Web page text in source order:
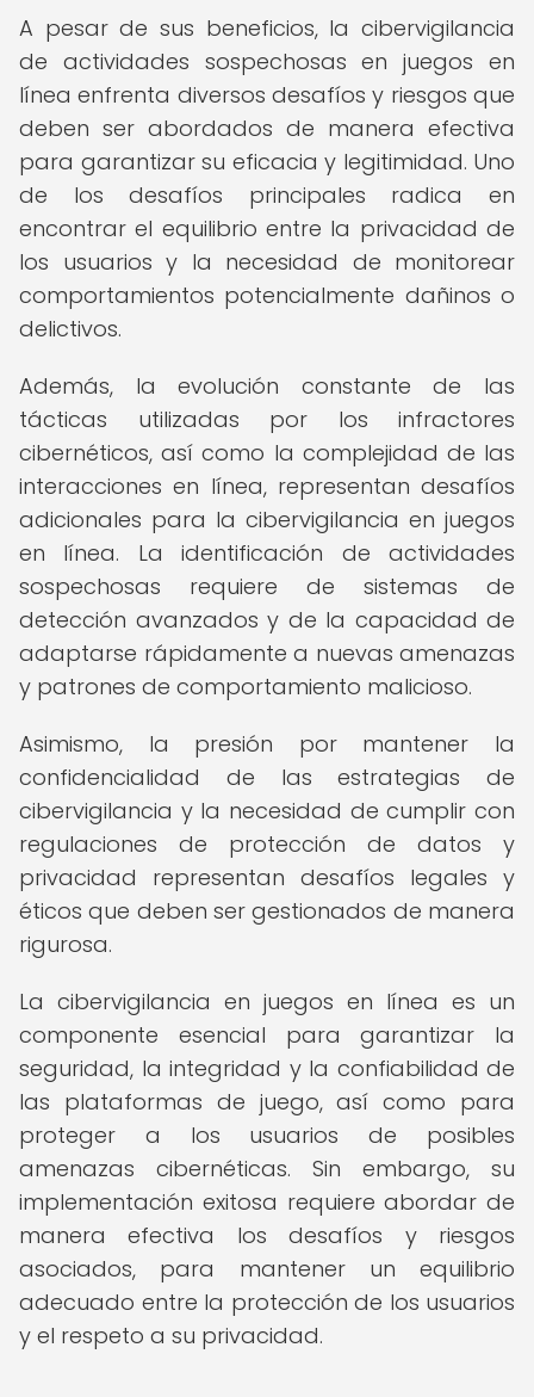
A pesar de sus beneficios, la cibervigilancia
de actividades sospechosas en juegos en
línea enfrenta diversos desafíos y riesgos que
deben ser abordados de manera efectiva
para garantizar su eficacia y legitimidad. Uno
de los desafíos principales radica en
encontrar el equilibrio entre la privacidad de
los usuarios y la necesidad de monitorear
comportamientos potencialmente dañinos o
delictivos.
Además, la evolución constante de las
tácticas utilizadas por los infractores
cibernéticos, así como la complejidad de las
interacciones en línea, representan desafíos
adicionales para la cibervigilancia en juegos
en línea. La identificación de actividades
sospechosas requiere de sistemas de
detección avanzados y de la capacidad de
adaptarse rápidamente a nuevas amenazas
y patrones de comportamiento malicioso.
Asimismo, la presión por mantener la
confidencialidad de las estrategias de
cibervigilancia y la necesidad de cumplir con
regulaciones de protección de datos y
privacidad representan desafíos legales y
éticos que deben ser gestionados de manera
rigurosa.
La cibervigilancia en juegos en línea es un
componente esencial para garantizar la
seguridad, la integridad y la confiabilidad de
las plataformas de juego, así como para
proteger a los usuarios de posibles
amenazas cibernéticas. Sin embargo, su
implementación exitosa requiere abordar de
manera efectiva los desafíos y riesgos
asociados, para mantener un equilibrio
adecuado entre la protección de los usuarios
y el respeto a su privacidad.